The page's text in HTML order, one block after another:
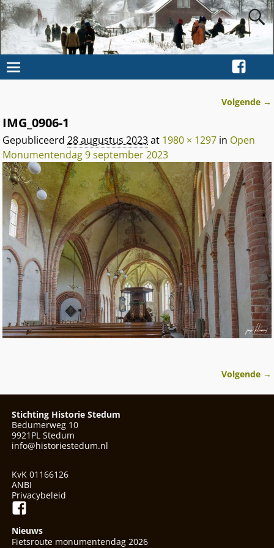
Afbeeldingsnavigatie
Volgende →
IMG_0906-1
Gepubliceerd28 augustus 2023at 1980 × 1297 in Open
Monumentendag 9 september 2023
Volgende →
Stichting Historie Stedum
Bedumerweg 10
9921PL Stedum
info@historiestedum.nl
KvK 01166126
ANBI
Privacybeleid
Nieuws
Fietsroute monumentendag 2026